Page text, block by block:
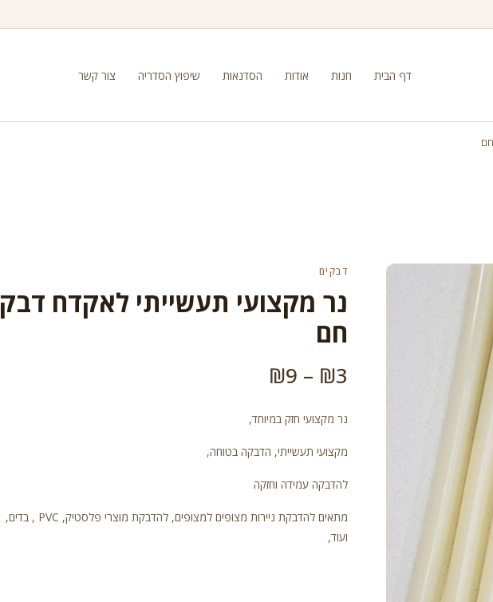
דף הבית חנות אודות הסדנאות שיפוץ הסדריה צור קשר
דבקים
נר מקצועי תעשייתי לאקדח דבק
חם
₪3
–
₪9
מחירים:
עד
נר מקצועי חזק במיוחד,
מקצועי תעשייתי, הדבקה בטוחה,
להדבקה עמידה וחזקה
מתאים להדבקת ניירות מצופים למצופים, להדבקת מוצרי פלסטיק, PVC , בדים,
ועוד,